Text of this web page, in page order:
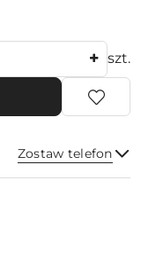
szt.
Zostaw telefon